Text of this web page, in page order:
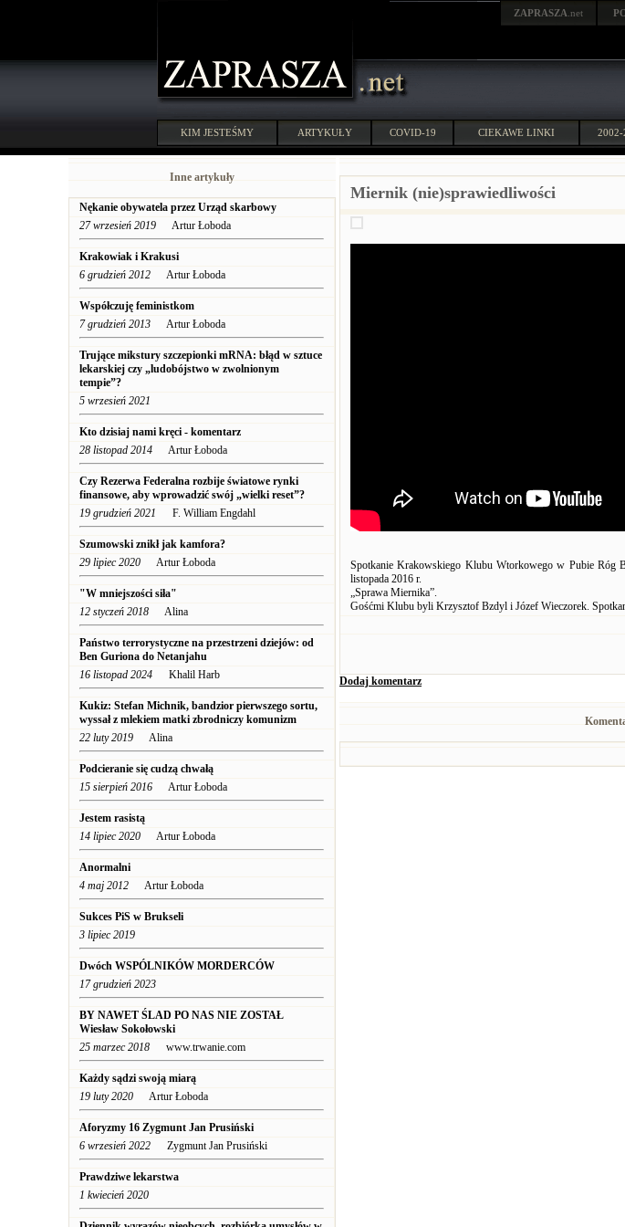
ZAPRASZA .net
KIM JESTEŚMY ARTYKUŁY COVID-19 CIEKAWE LINKI 2002-
Inne artykuły
Nękanie obywatela przez Urząd skarbowy
27 wrzesień 2019 Artur Łoboda
Krakowiak i Krakusi
6 grudzień 2012 Artur Łoboda
Współczuję feministkom
7 grudzień 2013 Artur Łoboda
Trujące mikstury szczepionki mRNA: błąd w sztuce
lekarskiej czy „ludobójstwo w zwolnionym
tempie”?
5 wrzesień 2021
Kto dzisiaj nami kręci - komentarz
28 listopad 2014 Artur Łoboda
Czy Rezerwa Federalna rozbije światowe rynki
finansowe, aby wprowadzić swój „wielki reset”?
19 grudzień 2021 F. William Engdahl
Szumowski znikł jak kamfora?
29 lipiec 2020 Artur Łoboda
"W mniejszości siła"
12 styczeń 2018 Alina
Państwo terrorystyczne na przestrzeni dziejów: od
Ben Guriona do Netanjahu
16 listopad 2024 Khalil Harb
Kukiz: Stefan Michnik, bandzior pierwszego sortu,
wyssał z mlekiem matki zbrodniczy komunizm
22 luty 2019 Alina
Podcieranie się cudzą chwałą
15 sierpień 2016 Artur Łoboda
Jestem rasistą
14 lipiec 2020 Artur Łoboda
Anormalni
4 maj 2012 Artur Łoboda
Sukces PiS w Brukseli
3 lipiec 2019
Dwóch WSPÓLNIKÓW MORDERCÓW
17 grudzień 2023
BY NAWET ŚLAD PO NAS NIE ZOSTAŁ
Wiesław Sokołowski
25 marzec 2018 www.trwanie.com
Każdy sądzi swoją miarą
19 luty 2020 Artur Łoboda
Aforyzmy 16 Zygmunt Jan Prusiński
6 wrzesień 2022 Zygmunt Jan Prusiński
Prawdziwe lekarstwa
1 kwiecień 2020
Miernik (nie)sprawiedliwości
Spotkanie Krakowskiego Klubu Wtorkowego w Pubie Róg
listopada 2016 r.
„Sprawa Miernika”.
Gośćmi Klubu byli Krzysztof Bzdyl i Józef Wieczorek.
Dodaj komentarz